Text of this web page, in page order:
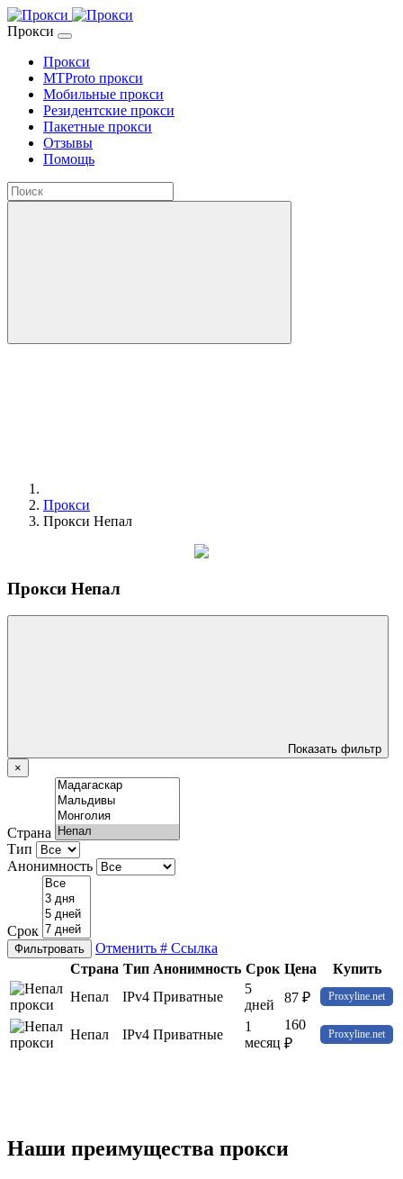
Прокси
Прокси
MTProto прокси
Мобильные прокси
Резидентские прокси
Пакетные прокси
Отзывы
Помощь
Прокси
Прокси Непал
Прокси Непал
Показать фильтр
×
Страна
Тип
Анонимность
Срок
Фильтровать Отменить # Ссылка
Страна Тип Анонимность Срок Цена
Купить
Непал
IPv4 Приватные
5
дней
87 ₽ Proxyline.net
Непал IPv4 Приватные
1
месяц
160
₽
Proxyline.net
Наши преимущества прокси